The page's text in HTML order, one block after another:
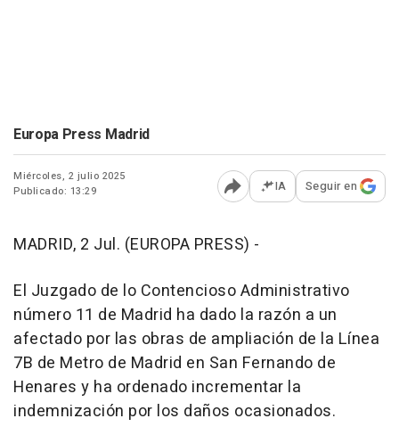
Europa Press Madrid
Miércoles, 2 julio 2025
Publicado: 13:29
Abrir opciones para
IA Seguir en
MADRID, 2 Jul. (EUROPA PRESS) -
El Juzgado de lo Contencioso Administrativo
número 11 de Madrid ha dado la razón a un
afectado por las obras de ampliación de la Línea
7B de Metro de Madrid en San Fernando de
Henares y ha ordenado incrementar la
indemnización por los daños ocasionados.